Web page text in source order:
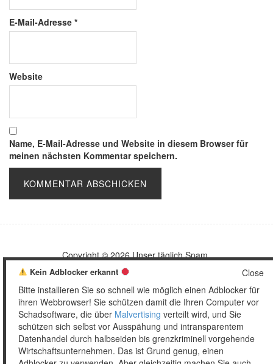
E-Mail-Adresse *
Website
Name, E-Mail-Adresse und Website in diesem Browser für
meinen nächsten Kommentar speichern.
Copyright © 2026 Unser täglich Spam.
MobileWordPress Theme by themehall.com Close
Kein Adblocker erkannt
Bitte installieren Sie so schnell wie möglich einen Adblocker für
ihren Webbrowser! Sie schützen damit die Ihren Computer vor
Schadsoftware, die über Malvertising verteilt wird, und Sie
schützen sich selbst vor Ausspähung und intransparentem
Datenhandel durch halbseiden bis grenzkriminell vorgehende
Wirtschaftsunternehmen. Das ist Grund genug, einen